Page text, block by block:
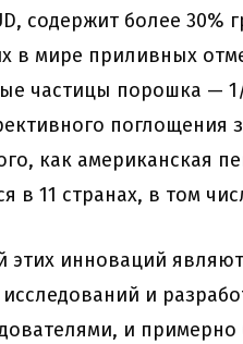
содержит более
в мире приливных
частицы порошка —
поглощения
как американская
в 11 странах, в том
этих инноваций
и
и